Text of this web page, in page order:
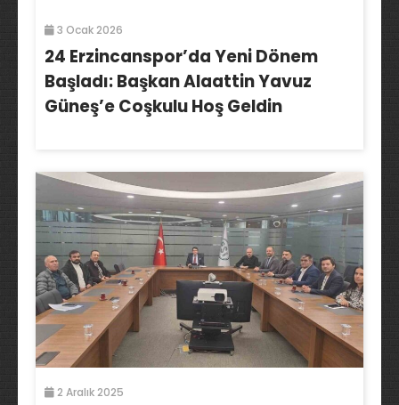
3 Ocak 2026
24 Erzincanspor’da Yeni Dönem
Başladı: Başkan Alaattin Yavuz
Güneş’e Coşkulu Hoş Geldin
2 Aralık 2025